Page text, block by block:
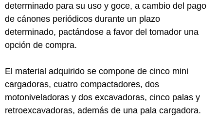
determinado para su uso y goce, a cambio del pago
de cánones periódicos durante un plazo
determinado, pactándose a favor del tomador una
opción de compra.
El material adquirido se compone de cinco mini
cargadoras, cuatro compactadores, dos
motoniveladoras y dos excavadoras, cinco palas y
retroexcavadoras, además de una pala cargadora.